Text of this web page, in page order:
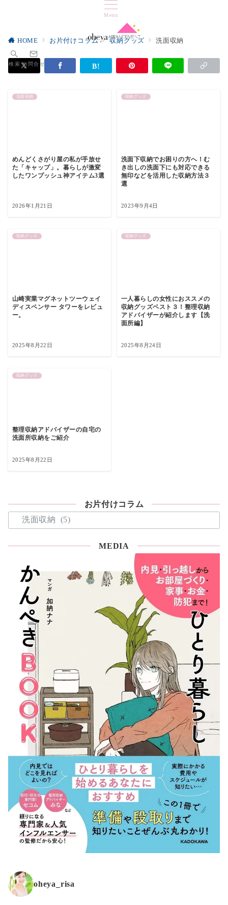
Menu
検索 お問合せ
HOME お片付けコラム 収納グッズ 洗面収納
洗面収納
めんどくさがり屋の私が手放せ
た「キャップ」。暮らしが激変
したワンプッシュ神アイテム3選
2026年1月21日
収納グッズ
洗面下収納でお困りの方へ！む
き出しの洗面下にも対応できる
無印などを活用した収納方法３
選
2023年9月4日
収納グッズ
山崎実業マグネットツーウェイ
ディスペンサー タワーをレビュ
ー。
2025年8月22日
収納グッズ
一人暮らしの女性におススメの
収納グッズベスト３！整理収納
アドバイザーが紹介します【洗
面所編】
2025年8月24日
収納グッズ
整理収納アドバイザーの自宅の
洗面所収納をご紹介
2025年8月22日
お片付けコラム
片
MEDIA
oheya_risa